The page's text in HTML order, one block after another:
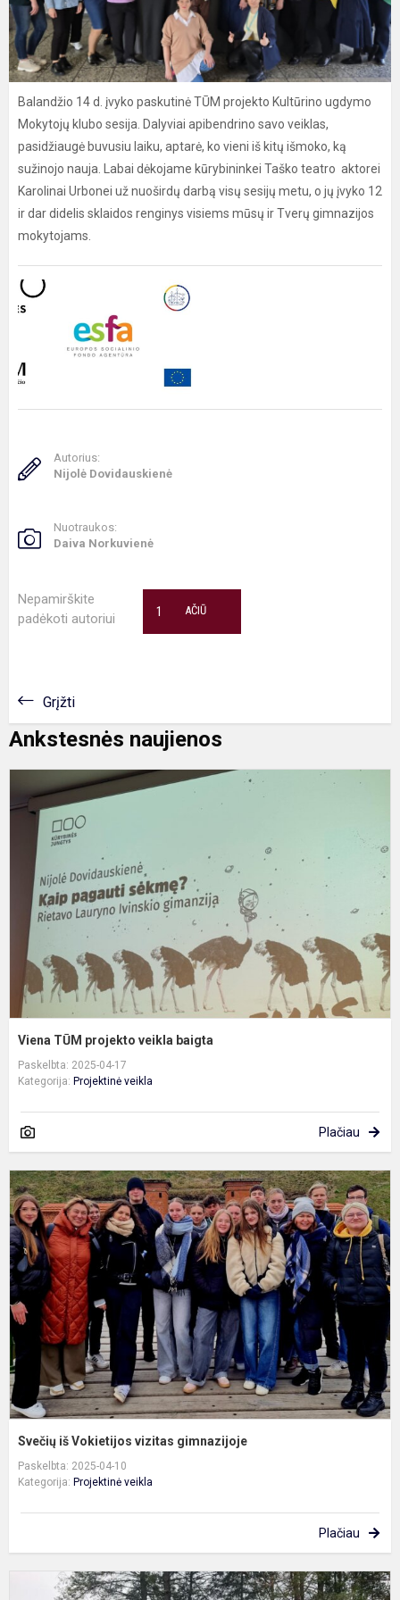
Balandžio 14 d. įvyko paskutinė TŪM projekto Kultūrino ugdymo
Mokytojų klubo sesija. Dalyviai apibendrino savo veiklas,
pasidžiaugė buvusiu laiku, aptarė, ko vieni iš kitų išmoko, ką
sužinojo nauja. Labai dėkojame kūrybininkei Taško teatro aktorei
Karolinai Urbonei už nuoširdų darbą visų sesijų metu, o jų įvyko 12
ir dar didelis sklaidos renginys visiems mūsų ir Tverų gimnazijos
mokytojams.
Autorius:
Nijolė Dovidauskienė
Nuotraukos:
Daiva Norkuvienė
Nepamirškite
padėkoti autoriui
AČIŪ
1
Grįžti
Ankstesnės naujienos
Viena TŪM projekto veikla baigta
Paskelbta: 2025-04-17
Kategorija: Projektinė veikla
Plačiau
Svečių iš Vokietijos vizitas gimnazijoje
Paskelbta: 2025-04-10
Kategorija: Projektinė veikla
Plačiau